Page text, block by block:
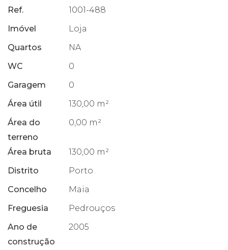
Ref.
1001-488
Imóvel
Loja
Quartos
NA
WC
0
Garagem
0
Área útil
130,00 m²
Área do
terreno
0,00 m²
Área bruta
130,00 m²
Distrito
Porto
Concelho
Maia
Freguesia
Pedrouços
Ano de
construção
2005